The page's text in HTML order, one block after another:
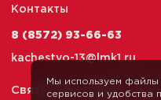
Мы используем файлы
сервисов и удобства
Контакты
8 (8572) 93-66-63
kachestvo-13@lmk1.ru
Связаться с нами